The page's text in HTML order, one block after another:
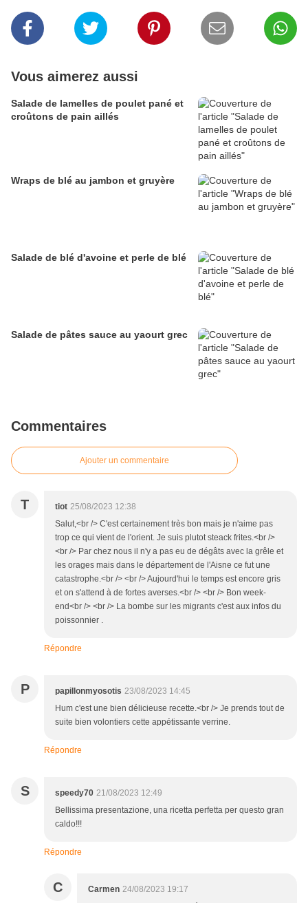
Vous aimerez aussi
Salade de lamelles de poulet pané et
croûtons de pain aillés
Wraps de blé au jambon et gruyère
Salade de blé d'avoine et perle de blé
Salade de pâtes sauce au yaourt grec
Commentaires
Ajouter un commentaire
T tiot 25/08/2023 12:38
Salut,<br /> C'est certainement très bon mais je n'aime pas
trop ce qui vient de l'orient. Je suis plutot steack frites.<br />
<br /> Par chez nous il n'y a pas eu de dégâts avec la grêle et
les orages mais dans le département de l'Aisne ce fut une
catastrophe.<br /> <br /> Aujourd'hui le temps est encore gris
et on s'attend à de fortes averses.<br /> <br /> Bon week-
end<br /> <br /> La bombe sur les migrants c'est aux infos du
poissonnier .
Répondre
P papillonmyosotis 23/08/2023 14:45
Hum c'est une bien délicieuse recette.<br /> Je prends tout de
suite bien volontiers cette appétissante verrine.
Répondre
S speedy70 21/08/2023 12:49
Bellissima presentazione, una ricetta perfetta per questo gran
caldo!!!
Répondre
C Carmen 24/08/2023 19:17